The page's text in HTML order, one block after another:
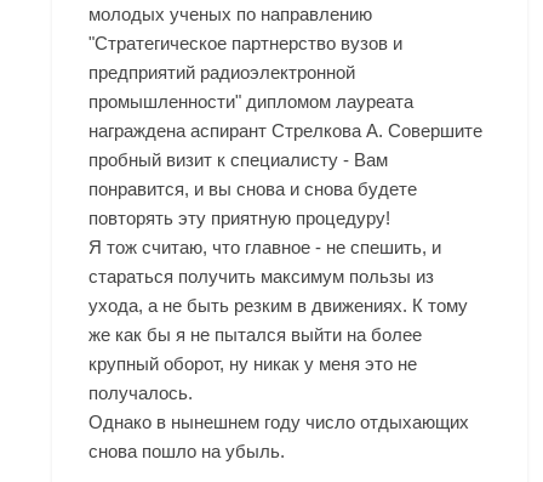
молодых ученых по направлению
"Стратегическое партнерство вузов и
предприятий радиоэлектронной
промышленности" дипломом лауреата
награждена аспирант Стрелкова А. Совершите
пробный визит к специалисту - Вам
понравится, и вы снова и снова будете
повторять эту приятную процедуру!
Я тож считаю, что главное - не спешить, и
стараться получить максимум пользы из
ухода, а не быть резким в движениях. К тому
же как бы я не пытался выйти на более
крупный оборот, ну никак у меня это не
получалось.
Однако в нынешнем году число отдыхающих
снова пошло на убыль.